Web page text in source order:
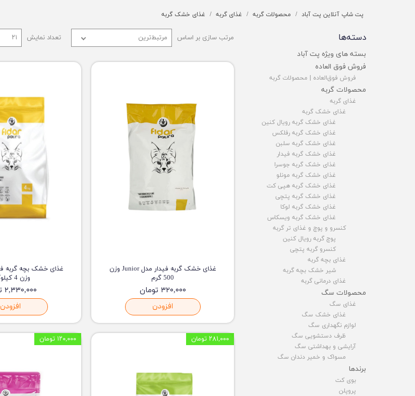
پت شاپ آنلاین پت آباد محصولات گربه غذای گربه غذای خشک گربه
دسته‌ها
بسته های ویژه پت آباد
فروش فوق العاده
فروش فوق‌العاده | محصولات گربه
محصولات گربه
غذای گربه
غذای خشک گربه
غذای خشک گربه رویال کنین
غذای خشک گربه رفلکس
غذای خشک گربه سلبن
غذای خشک گربه فیدار
غذای خشک گربه جوسرا
غذای خشک گربه مونلو
غذای خشک گربه هپی کت
غذای خشک گربه پتچی
غذای خشک گربه لوکا
غذای خشک گربه ویسکاس
کنسرو و پوچ و غذای تر گربه
پوچ گربه رویال کنین
کنسرو گربه پتچی
غذای بچه گربه
شیر خشک بچه گربه
غذای درمانی گربه
محصولات سگ
غذای سگ
غذای خشک سگ
لوازم نگهداری سگ
ظرف دستشویی سگ
آرایشی و بهداشتی سگ
مسواک و خمیر دندان سگ
برندها
بوی کت
پروپلن
مرتب سازی بر اساس مرتبط‌ترین تعداد نمایش ۲۱
غذای خشک گربه فیدار مدل Junior وزن
500 گرم
۳۲۰,۰۰۰ تومان
افزودن
وزن 4 کیلوگرم
۲,۳۳۰,۰۰۰ تومان
افزودن
۲۸۱,۰۰۰ تومان ۱۲۰,۰۰۰ تومان